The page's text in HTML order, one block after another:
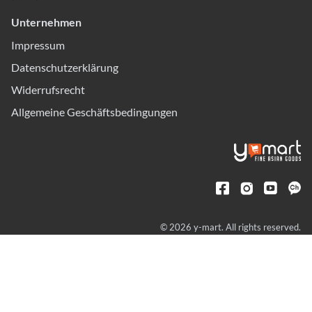
Unternehmen
Impressum
Datenschutzerklärung
Widerrufsrecht
Allgemeine Geschäftsbedingungen
© 2026 y-mart. All rights reserved.